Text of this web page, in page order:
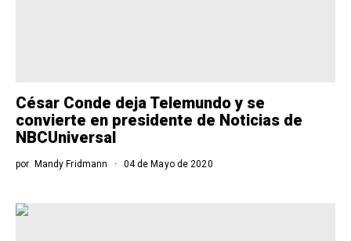
César Conde deja Telemundo y se
convierte en presidente de Noticias de
NBCUniversal
por Mandy Fridmann 04 de Mayo de 2020